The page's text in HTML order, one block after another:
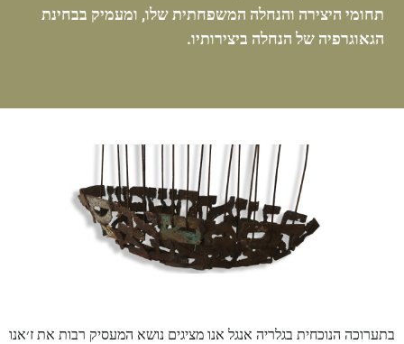
תחומי היצירה והנחלה המשפחתית שלו, ומעמיק בבחינת
הגאוגרפיה של הנחלה ביצירותיו.
בתערוכה הנוכחית בגלריה אנגל אנו מציגים נושא המעסיק רבות את ז׳אנו